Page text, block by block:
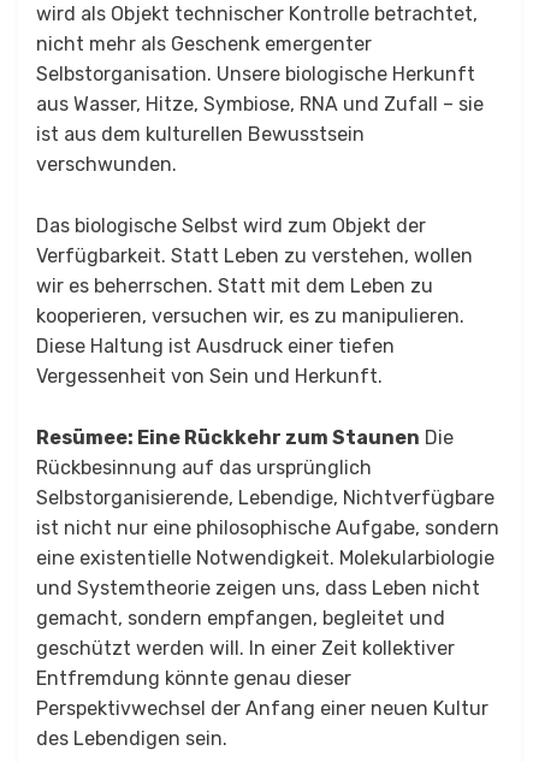
wird als Objekt technischer Kontrolle betrachtet,
nicht mehr als Geschenk emergenter
Selbstorganisation. Unsere biologische Herkunft
aus Wasser, Hitze, Symbiose, RNA und Zufall – sie
ist aus dem kulturellen Bewusstsein
verschwunden.
Das biologische Selbst wird zum Objekt der
Verfügbarkeit. Statt Leben zu verstehen, wollen
wir es beherrschen. Statt mit dem Leben zu
kooperieren, versuchen wir, es zu manipulieren.
Diese Haltung ist Ausdruck einer tiefen
Vergessenheit von Sein und Herkunft.
Resümee: Eine Rückkehr zum Staunen Die
Rückbesinnung auf das ursprünglich
Selbstorganisierende, Lebendige, Nichtverfügbare
ist nicht nur eine philosophische Aufgabe, sondern
eine existentielle Notwendigkeit. Molekularbiologie
und Systemtheorie zeigen uns, dass Leben nicht
gemacht, sondern empfangen, begleitet und
geschützt werden will. In einer Zeit kollektiver
Entfremdung könnte genau dieser
Perspektivwechsel der Anfang einer neuen Kultur
des Lebendigen sein.